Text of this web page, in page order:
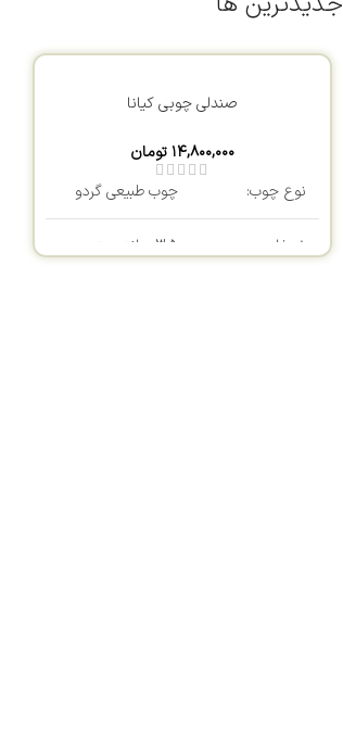
صندلی چوبی کیانا
۱۴,۸۰۰,۰۰۰ تومان
نوع چوب:
چوب طبیعی گردو
ضخامت چوب: 3.5 سانتی متر